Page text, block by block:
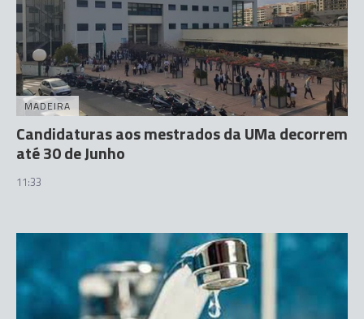
MADEIRA
Candidaturas aos mestrados da UMa decorrem
até 30 de Junho
11:33